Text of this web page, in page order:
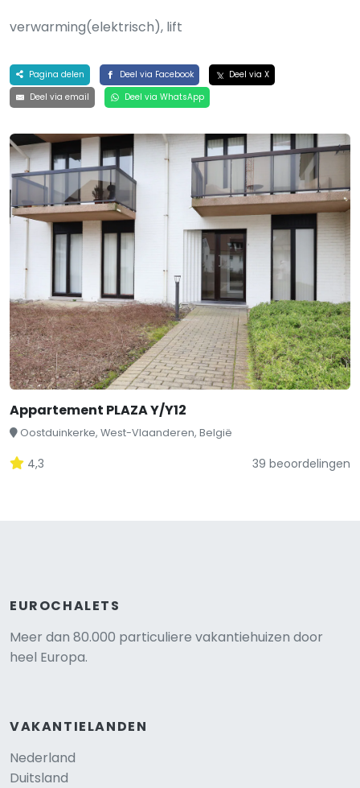
verwarming(elektrisch), lift
Pagina delen Deel via Facebook
Deel via X
Deel via email
Deel via WhatsApp
Appartement PLAZA Y/Y12
Oostduinkerke, West-Vlaanderen, België
4,3 39 beoordelingen
EUROCHALETS
Meer dan 80.000 particuliere vakantiehuizen door
heel Europa.
VAKANTIELANDEN
Nederland
Duitsland